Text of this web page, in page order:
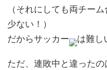
（それにしても両チー
少ない！）
だからサッカー
は難し
ただ、連敗中と違った